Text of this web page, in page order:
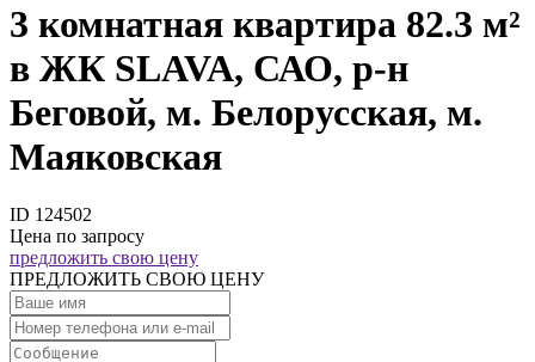
3 комнатная квартира 82.3 м²
в ЖК SLAVA, САО, р-н
Беговой, м. Белорусская, м.
Маяковская
ID 124502
Цена по запросу
предложить свою цену
ПРЕДЛОЖИТЬ СВОЮ ЦЕНУ